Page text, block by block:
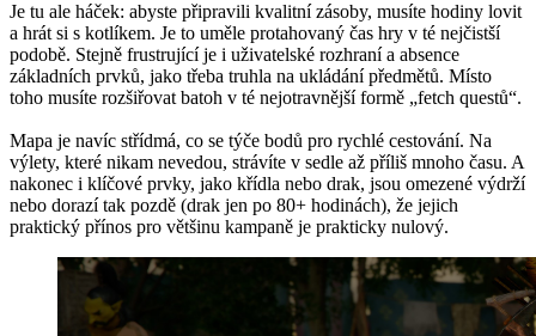
Je tu ale háček: abyste připravili kvalitní zásoby, musíte hodiny lovit
a hrát si s kotlíkem. Je to uměle protahovaný čas hry v té nejčistší
podobě. Stejně frustrující je i uživatelské rozhraní a absence
základních prvků, jako třeba truhla na ukládání předmětů. Místo
toho musíte rozšiřovat batoh v té nejotravnější formě „fetch questů“.
Mapa je navíc střídmá, co se týče bodů pro rychlé cestování. Na
výlety, které nikam nevedou, strávíte v sedle až příliš mnoho času. A
nakonec i klíčové prvky, jako křídla nebo drak, jsou omezené výdrží
nebo dorazí tak pozdě (drak jen po 80+ hodinách), že jejich
praktický přínos pro většinu kampaně je prakticky nulový.